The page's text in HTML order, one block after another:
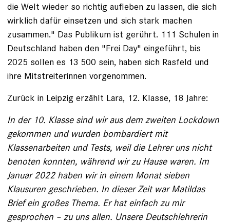
die Welt wieder so richtig aufleben zu lassen, die sich
wirklich dafür einsetzen und sich stark machen
zusammen." Das Publikum ist gerührt. 111 Schulen in
Deutschland haben den "Frei Day" eingeführt, bis
2025 sollen es 13 500 sein, haben sich Rasfeld und
ihre Mitstreiterinnen vorgenommen.
Zurück in Leipzig erzählt Lara, 12. Klasse, 18 Jahre:
In der 10. Klasse sind wir aus dem zweiten Lockdown
gekommen und wurden bombardiert mit
Klassenarbeiten und Tests, weil die Lehrer uns nicht
benoten konnten, während wir zu ­Hause waren. Im
Januar 2022 haben wir in einem Monat sieben
Klausuren geschrieben. In ­dieser Zeit war Matildas
Brief ein großes Thema. Er hat einfach zu mir
gesprochen – zu uns allen. ­Unsere Deutschlehrerin